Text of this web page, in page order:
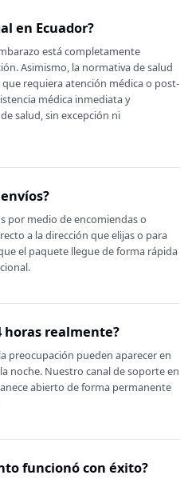
en Ecuador?
está completamente
Asimismo, la normativa de salud
requiera atención médica o post-
médica inmediata y
salud, sin excepción ni
por medio de encomiendas o
a la dirección que elijas o para
el paquete llegue de forma rápida
horas realmente?
preocupación pueden aparecer en
noche. Nuestro canal de soporte en
abierto de forma permanente
funcionó con éxito?